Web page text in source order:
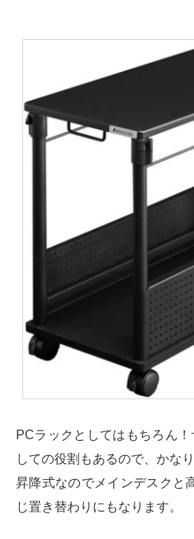
PCラックとしてはもちろん
しての役割もあるので、かな
昇降式なのでメインデスクと
じ置き替わりにもなります。